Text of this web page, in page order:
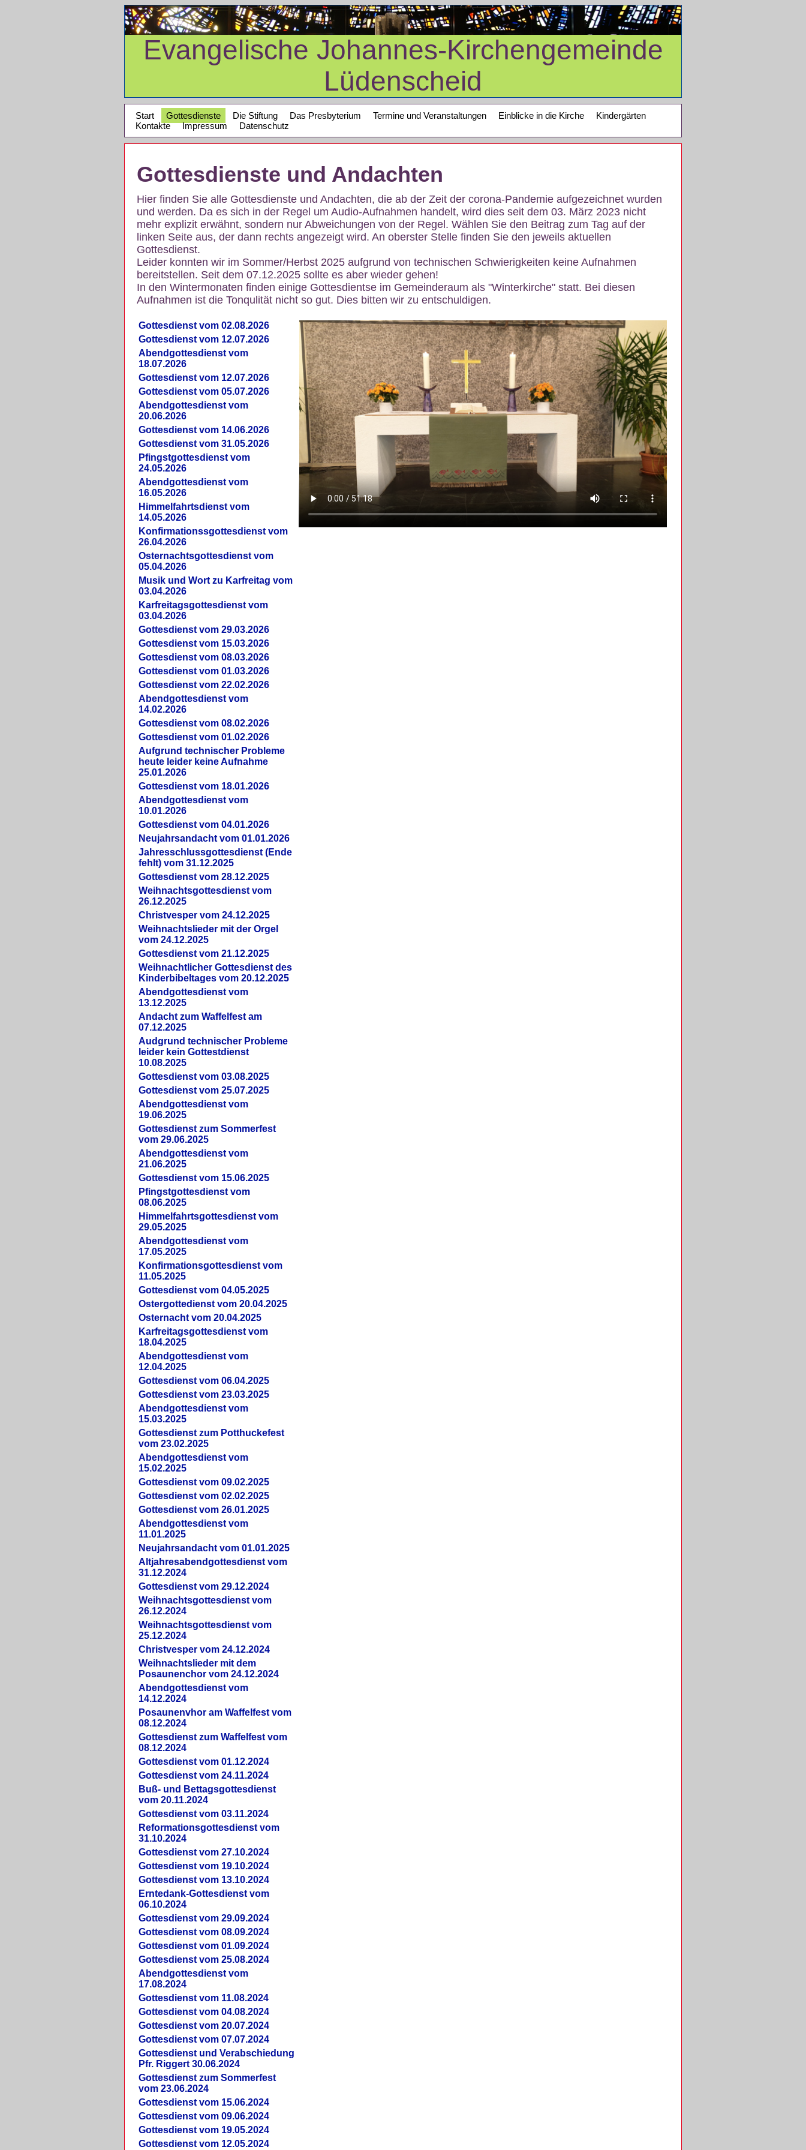
Evangelische Johannes-Kirchengemeinde
Lüdenscheid
Start Gottesdienste Die Stiftung Das Presbyterium Termine und Veranstaltungen Einblicke in die Kirche
Kindergärten
Kontakte
Impressum Datenschutz
Gottesdienste und Andachten
Hier finden Sie alle Gottesdienste und Andachten, die ab der Zeit der corona-Pandemie aufgezeichnet wurden
und werden. Da es sich in der Regel um Audio-Aufnahmen handelt, wird dies seit dem 03. März 2023 nicht
mehr explizit erwähnt, sondern nur Abweichungen von der Regel. Wählen Sie den Beitrag zum Tag auf der
linken Seite aus, der dann rechts angezeigt wird. An oberster Stelle finden Sie den jeweils aktuellen
Gottesdienst.
Leider konnten wir im Sommer/Herbst 2025 aufgrund von technischen Schwierigkeiten keine Aufnahmen
bereitstellen. Seit dem 07.12.2025 sollte es aber wieder gehen!
In den Wintermonaten finden einige Gottesdientse im Gemeinderaum als "Winterkirche" statt. Bei diesen
Aufnahmen ist die Tonqulität nicht so gut. Dies bitten wir zu entschuldigen.
Gottesdienst vom 02.08.2026
Gottesdienst vom 12.07.2026
Abendgottesdienst vom
18.07.2026
Gottesdienst vom 12.07.2026
Gottesdienst vom 05.07.2026
Abendgottesdienst vom
20.06.2026
Gottesdienst vom 14.06.2026
Gottesdienst vom 31.05.2026
Pfingstgottesdienst vom
24.05.2026
Abendgottesdienst vom
16.05.2026
Himmelfahrtsdienst vom
14.05.2026
Konfirmationssgottesdienst vom
26.04.2026
Osternachtsgottesdienst vom
05.04.2026
Musik und Wort zu Karfreitag vom
03.04.2026
Karfreitagsgottesdienst vom
03.04.2026
Gottesdienst vom 29.03.2026
Gottesdienst vom 15.03.2026
Gottesdienst vom 08.03.2026
Gottesdienst vom 01.03.2026
Gottesdienst vom 22.02.2026
Abendgottesdienst vom
14.02.2026
Gottesdienst vom 08.02.2026
Gottesdienst vom 01.02.2026
Aufgrund technischer Probleme
heute leider keine Aufnahme
25.01.2026
Gottesdienst vom 18.01.2026
Abendgottesdienst vom
10.01.2026
Gottesdienst vom 04.01.2026
Neujahrsandacht vom 01.01.2026
Jahresschlussgottesdienst (Ende
fehlt) vom 31.12.2025
Gottesdienst vom 28.12.2025
Weihnachtsgottesdienst vom
26.12.2025
Christvesper vom 24.12.2025
Weihnachtslieder mit der Orgel
vom 24.12.2025
Gottesdienst vom 21.12.2025
Weihnachtlicher Gottesdienst des
Kinderbibeltages vom 20.12.2025
Abendgottesdienst vom
13.12.2025
Andacht zum Waffelfest am
07.12.2025
Audgrund technischer Probleme
leider kein Gottestdienst
10.08.2025
Gottesdienst vom 03.08.2025
Gottesdienst vom 25.07.2025
Abendgottesdienst vom
19.06.2025
Gottesdienst zum Sommerfest
vom 29.06.2025
Abendgottesdienst vom
21.06.2025
Gottesdienst vom 15.06.2025
Pfingstgottesdienst vom
08.06.2025
Himmelfahrtsgottesdienst vom
29.05.2025
Abendgottesdienst vom
17.05.2025
Konfirmationsgottesdienst vom
11.05.2025
Gottesdienst vom 04.05.2025
Ostergottedienst vom 20.04.2025
Osternacht vom 20.04.2025
Karfreitagsgottesdienst vom
18.04.2025
Abendgottesdienst vom
12.04.2025
Gottesdienst vom 06.04.2025
Gottesdienst vom 23.03.2025
Abendgottesdienst vom
15.03.2025
Gottesdienst zum Potthuckefest
vom 23.02.2025
Abendgottesdienst vom
15.02.2025
Gottesdienst vom 09.02.2025
Gottesdienst vom 02.02.2025
Gottesdienst vom 26.01.2025
Abendgottesdienst vom
11.01.2025
Neujahrsandacht vom 01.01.2025
Altjahresabendgottesdienst vom
31.12.2024
Gottesdienst vom 29.12.2024
Weihnachtsgottesdienst vom
26.12.2024
Weihnachtsgottesdienst vom
25.12.2024
Christvesper vom 24.12.2024
Weihnachtslieder mit dem
Posaunenchor vom 24.12.2024
Abendgottesdienst vom
14.12.2024
Posaunenvhor am Waffelfest vom
08.12.2024
Gottesdienst zum Waffelfest vom
08.12.2024
Gottesdienst vom 01.12.2024
Gottesdienst vom 24.11.2024
Buß- und Bettagsgottesdienst
vom 20.11.2024
Gottesdienst vom 03.11.2024
Reformationsgottesdienst vom
31.10.2024
Gottesdienst vom 27.10.2024
Gottesdienst vom 19.10.2024
Gottesdienst vom 13.10.2024
Erntedank-Gottesdienst vom
06.10.2024
Gottesdienst vom 29.09.2024
Gottesdienst vom 08.09.2024
Gottesdienst vom 01.09.2024
Gottesdienst vom 25.08.2024
Abendgottesdienst vom
17.08.2024
Gottesdienst vom 11.08.2024
Gottesdienst vom 04.08.2024
Gottesdienst vom 20.07.2024
Gottesdienst vom 07.07.2024
Gottesdienst und Verabschiedung
Pfr. Riggert 30.06.2024
Gottesdienst zum Sommerfest
vom 23.06.2024
Gottesdienst vom 15.06.2024
Gottesdienst vom 09.06.2024
Gottesdienst vom 19.05.2024
Gottesdienst vom 12.05.2024